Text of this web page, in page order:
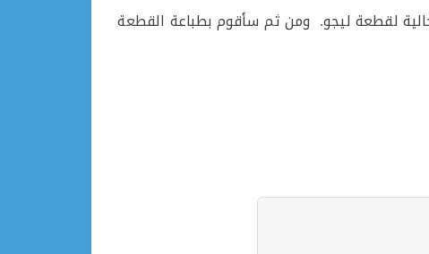
لقطعة ليجو. ومن ثم سأقوم بطباعة القطعة